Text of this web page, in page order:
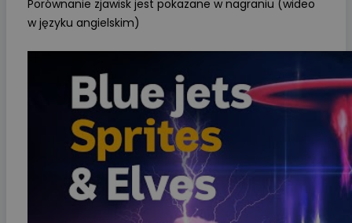
Porównanie zjawisk jest pokazane w nagraniu (wideo
w języku angielskim)